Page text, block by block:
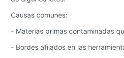
Causas comunes:
- Materias primas contaminadas
- Bordes afilados en las